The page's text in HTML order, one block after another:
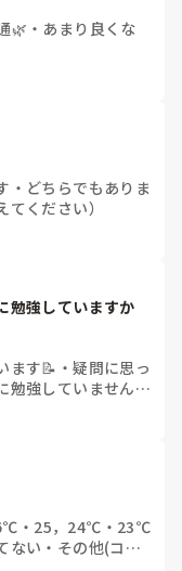
🌿 ・ あまり良くな
・ どちらでもありま
ください）
勉強していますか
ます📝 ・疑問に思っ
勉強していません・
・ 25，24℃ ・ 23℃
ない ・ その他(コメ